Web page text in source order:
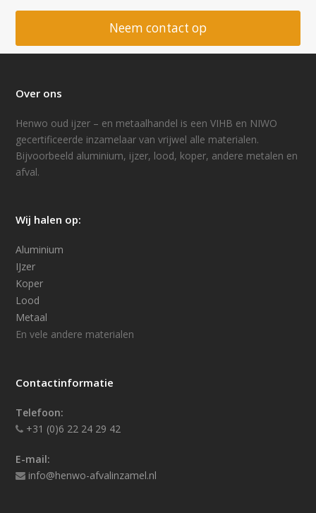
Neem contact op
Over ons
Henwo oud ijzer – en metaalhandel is een VIHB en NIWO
gecertificeerde inzamelaar van vrijwel alle materialen.
Bijvoorbeeld aluminium, ijzer, lood, koper, andere metalen en
afval.
Wij halen op:
Aluminium
IJzer
Koper
Lood
Metaal
En vele andere materialen
Contactinformatie
Telefoon:
+31 (0)6 22 24 29 42
E-mail:
info@henwo-afvalinzamel.nl